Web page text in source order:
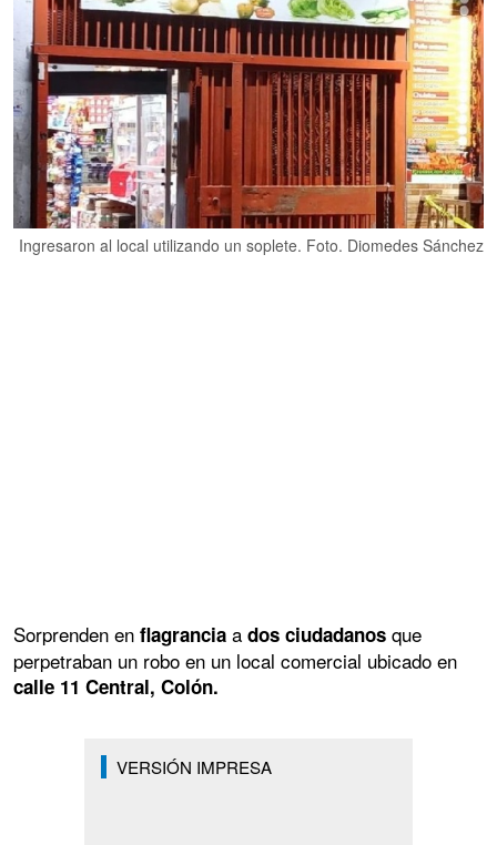
Ingresaron al local utilizando un soplete. Foto. Diomedes Sánchez
Sorprenden en flagrancia a dos ciudadanos que
perpetraban un robo en un local comercial ubicado en
calle 11 Central, Colón.
VERSIÓN IMPRESA